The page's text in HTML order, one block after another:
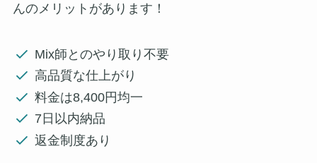
んのメリットがあります！
Mix師とのやり取り不要
高品質な仕上がり
料金は8,400円均一
7日以内納品
返金制度あり